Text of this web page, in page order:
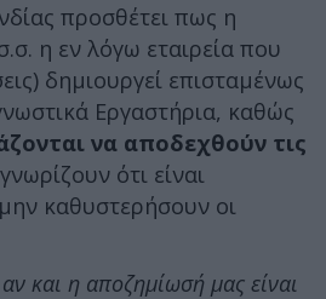
προσθέτει πως η
η εν λόγω εταιρεία που
δημιουργεί επισταμένως
Εργαστήρια, καθώς
να αποδεχθούν τις
ότι είναι
καθυστερήσουν οι
αν και η αποζημίωσή μας είναι